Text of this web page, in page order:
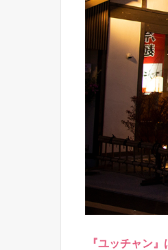
『ユッチャン